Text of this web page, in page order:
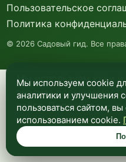
Мы используем куки
анализа
сайта. Подробнее —в
конфиденциальности.
Пользовательское
Политика
© 2026 Садовый гид. Все
Мы используем cookie
аналитики и улучшения
пользоваться сайтом,
использованием cookie.